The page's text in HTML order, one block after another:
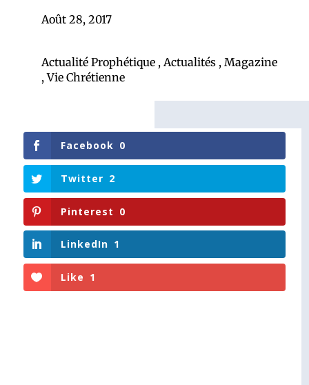
Août 28, 2017
Actualité Prophétique, Actualités, Magazine
,Vie Chrétienne
Facebook 0
Twitter 2
Pinterest 0
LinkedIn 1
Like 1